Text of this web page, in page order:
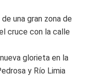
una gran zona de
cruce con la calle
glorieta en la
y Río Limia